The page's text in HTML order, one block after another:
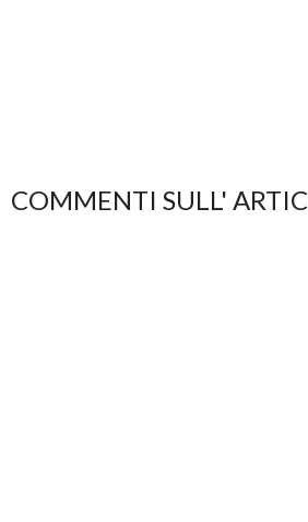
COMMENTI SULL'